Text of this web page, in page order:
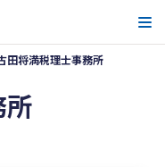
田将満税理士事務所
所